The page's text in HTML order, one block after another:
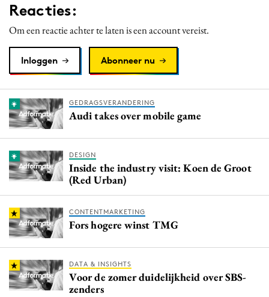
Programmatic
Purpose Marketing
Reputatie & crisis
Reacties:
Om een reactie achter te laten is een account vereist.
Inloggen Abonneer nu
GEDRAGSVERANDERING
Audi takes over mobile game
DESIGN
Inside the industry visit: Koen de Groot
(Red Urban)
CONTENTMARKETING
Fors hogere winst TMG
DATA & INSIGHTS
Voor de zomer duidelijkheid over SBS-
zenders